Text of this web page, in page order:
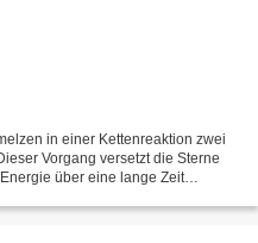
in einer Kettenreaktion zwei
Vorgang versetzt die Sterne
über eine lange Zeit